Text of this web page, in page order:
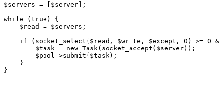
$servers = [$server];
while (true) {
    $read = $servers;
if (socket_select($read, $write, $except, 0) >= 0
        $task = new Task(socket_accept($server));
        $pool->submit($task);
    }
}